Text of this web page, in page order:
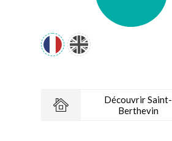
Découvrir Saint-
Berthevin